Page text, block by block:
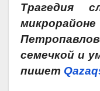
Трагедия
семечкой и
пишет